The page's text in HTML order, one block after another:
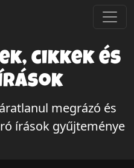
cikkek és
megrázó és
írások gyűjteménye